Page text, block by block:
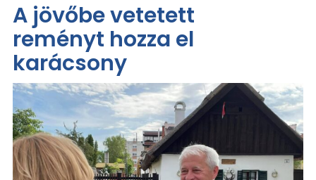
A jövőbe vetetett
reményt hozza el
karácsony